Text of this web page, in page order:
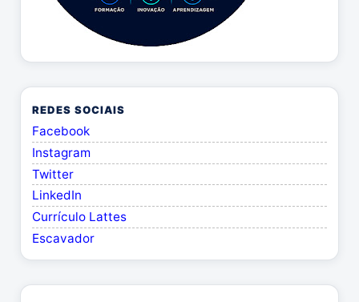
REDES SOCIAIS
Facebook
Instagram
Twitter
LinkedIn
Currículo Lattes
Escavador